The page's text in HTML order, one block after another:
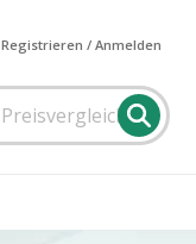
Registrieren / Anmelden